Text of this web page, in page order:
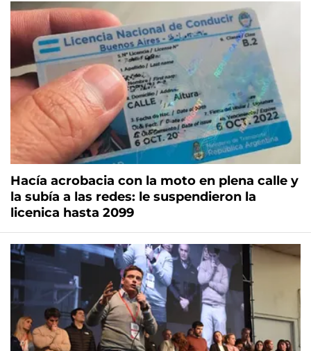
Hacía acrobacia con la moto en plena calle y
la subía a las redes: le suspendieron la
licenica hasta 2099